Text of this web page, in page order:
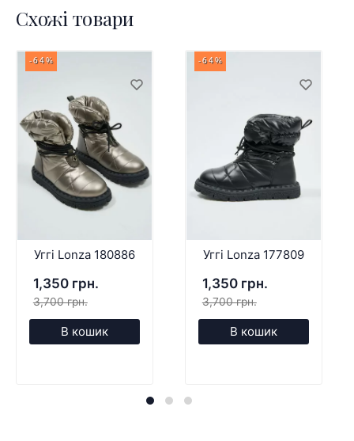
Схожі товари
-64%
Уггі Lonza 180886
1,350 грн.
3,700 грн.
В кошик
-64%
Уггі Lonza 177809
1,350 грн.
3,700 грн.
В кошик